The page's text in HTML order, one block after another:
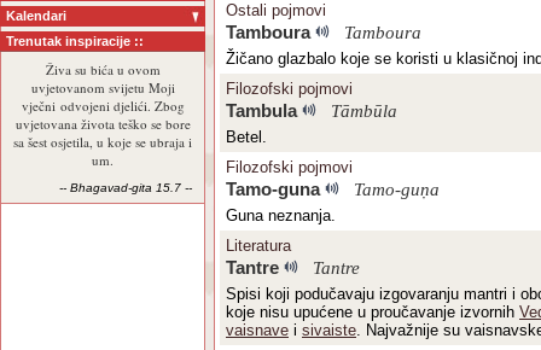
Kalendari
Trenutak inspiracije ::
Živa su bića u ovom
uvjetovanom svijetu Moji
vječni odvojeni djelići. Zbog
uvjetovana života teško se bore
sa šest osjetila, u koje se ubraja i
um.
-- Bhagavad-gita 15.7 --
Ostali pojmovi
Tamboura Tamboura
Žičano glazbalo koje se koristi u klasičnoj
Filozofski pojmovi
Tambula Tāmbūla
Betel.
Filozofski pojmovi
Tamo-guna Tamo-guṇa
Guna neznanja.
Literatura
Tantre Tantre
Spisi koji podučavaju izgovaranju mantri i
koje nisu upućene u proučavanje izvornih
vaisnave i sivaiste. Najvažnije su